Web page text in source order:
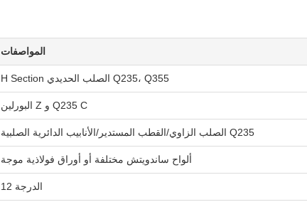
المواصفات
Q235، Q355 الصلب الحديدي H Section
Q235 C و Z البورلين
Q235 الصلب الزاوي/القطب المستدير/الأنابيب الدائرية الصلبية
ألواح ساندويتش مختلفة أو أوراق فولاذية موجة
الدرجة 12